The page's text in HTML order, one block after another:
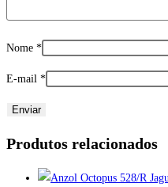
Nome *
E-mail *
Produtos relacionados